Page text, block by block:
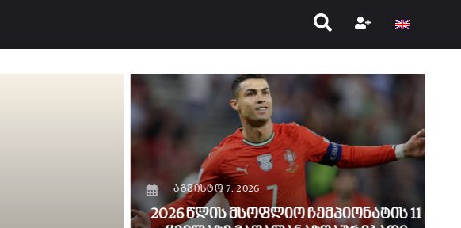
აგვისტო 7, 2026
2026 წლის მსოფლიო ჩემპიონატის 11